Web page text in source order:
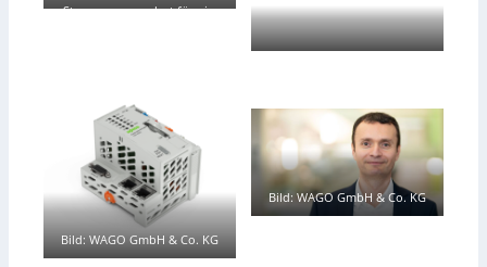
Steuerungsangebot für ein
Bild: WAGO GmbH & Co. KG
Bild: WAGO GmbH & Co. KG